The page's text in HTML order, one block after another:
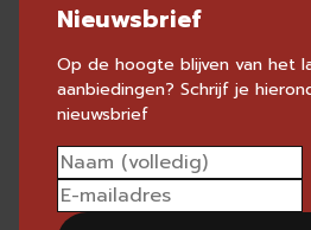
Nieuwsbrief
Op de hoogte blijven van het
aanbiedingen? Schrijf je
nieuwsbrief